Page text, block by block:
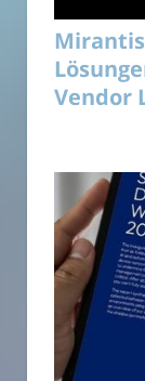
Vendor